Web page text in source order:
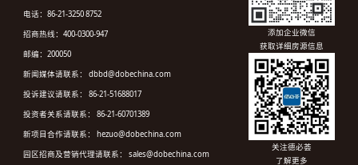
电话：86-21-3250 8752
招商热线：400-0300-947
邮编：200050
新闻媒体请联系： dbbd@dobechina.com
投诉建议请联系： 86-21-51688017
投资者关系请联系： 86-21-60701389
新项目合作请联系： hezuo@dobechina.com
园区招商及营销代理请联系： sales@dobechina.com
添加企业微信
获取详细房源信息
关注德必荟
了解更多